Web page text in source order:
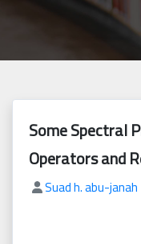
Some Spectral
Operators and
Suad h. abu-janah